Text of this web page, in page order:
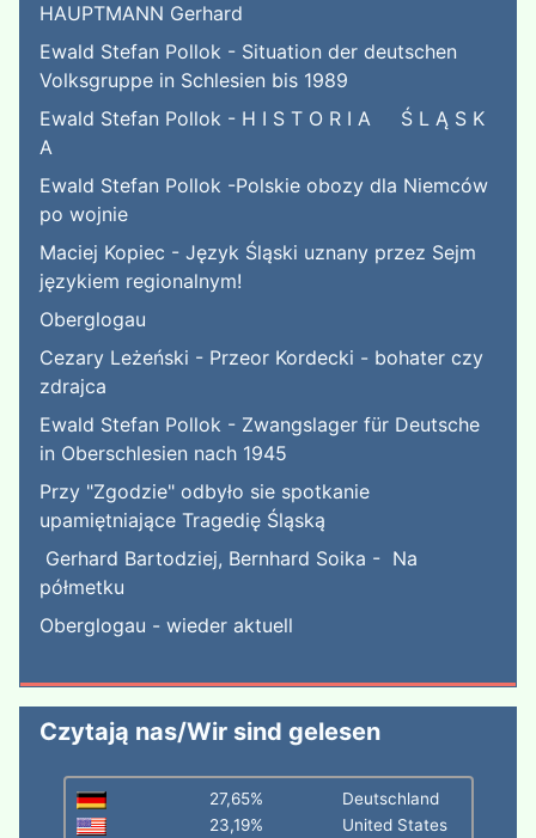
HAUPTMANN Gerhard
Ewald Stefan Pollok - Situation der deutschen
Volksgruppe in Schlesien bis 1989
Ewald Stefan Pollok - H I S T O R I A Ś L Ą S K
A
Ewald Stefan Pollok -Polskie obozy dla Niemców
po wojnie
Maciej Kopiec - Język Śląski uznany przez Sejm
językiem regionalnym!
Oberglogau
Cezary Leżeński - Przeor Kordecki - bohater czy
zdrajca
Ewald Stefan Pollok - Zwangslager für Deutsche
in Oberschlesien nach 1945
Przy "Zgodzie" odbyło sie spotkanie
upamiętniające Tragedię Śląską
Gerhard Bartodziej, Bernhard Soika - Na
półmetku
Oberglogau - wieder aktuell
Czytają nas/Wir sind gelesen
27,65%
Deutschland
23,19%
United States